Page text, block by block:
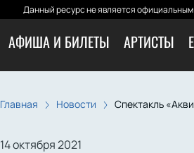
Данный ресурс не является
АФИША И БИЛЕТЫ АРТИСТЫ
Главная Новости Спектакль
14 октября 2021